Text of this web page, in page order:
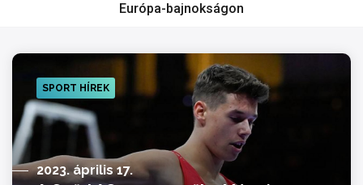
Európa-bajnokságon
SPORT HÍREK
2023. április 17.